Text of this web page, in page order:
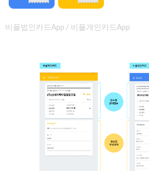
비플법인카드App / 비플개인카드App